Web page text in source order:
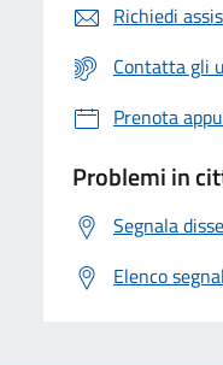
Richiedi
Contatta gli
Prenota
Problemi in
Segnala
Elenco